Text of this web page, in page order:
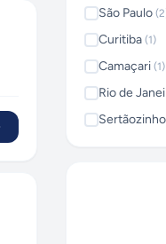
São Paulo (2
Curitiba (1)
Camaçari (1)
Rio de
Sertãozinho